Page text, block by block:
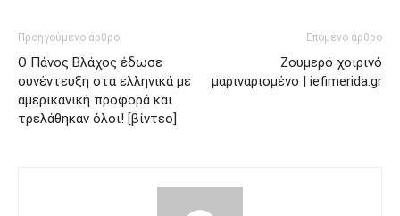
Προηγούμενο άρθρο
Ο Πάνος Βλάχος έδωσε
συνέντευξη στα ελληνικά με
αμερικανική προφορά και
τρελάθηκαν όλοι! [βίντεο]
Επόμενο άρθρο
Ζουμερό χοιρινό
μαριναρισμένο | iefimerida.gr